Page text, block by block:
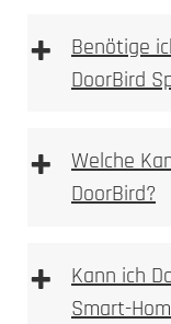
Typische
gewünschten
+
Benötige
DoorBird
+
Welche
DoorBird?
+
Kann ich
Smart-